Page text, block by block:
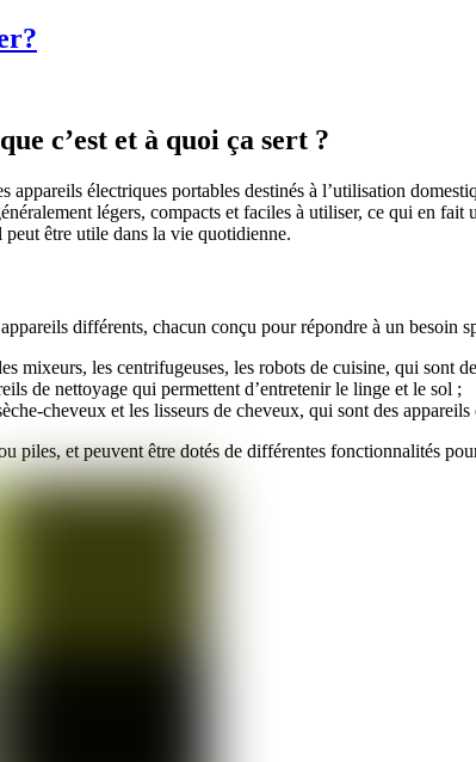
c’est et à quoi ça sert ?
électriques portables destinés à l’utilisation
légers, compacts et faciles à utiliser, ce qui en
être utile dans la vie quotidienne.
différents, chacun conçu pour répondre à un besoin
mixeurs, les centrifugeuses, les robots de cuisine, qui sont
de nettoyage qui permettent d’entretenir le linge et le sol ;
cheveux et les lisseurs de cheveux, qui sont des
piles, et peuvent être dotés de différentes fonctionnalités